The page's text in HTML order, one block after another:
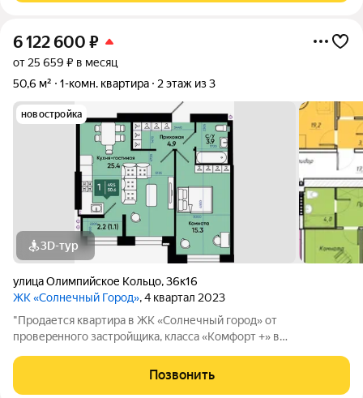
6 122 600 ₽
от 25 659 ₽ в месяц
50,6 м²
1-комн. квартира 2 этаж из 3
новостройка
3D-тур
улица Олимпийское Кольцо,36к16
ЖК «Солнечный Город», 4 квартал 2023
"Продается квартира в ЖК «Солнечный город» от
пpoвеpeннoго зaстрoйщикa, класса «Комфорт +» в
комплекс расположен неподалёку от водоёма, и имеет
благоустроенную набережную. Дорога от комплекса до
Позвонить